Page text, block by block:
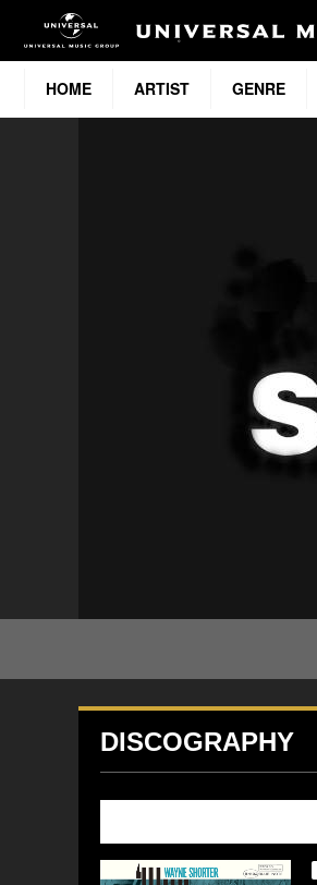
HOME ARTIST GENRE
DISCOGRAPHY